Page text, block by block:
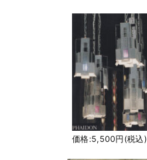
価格:5,500円(税込)